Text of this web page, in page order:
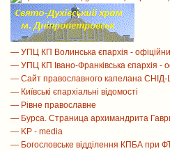
— УПЦ КП Волинська єпархія -
— УПЦ КП Івано-Франківська єпархія -
— Сайт православного капелана
— Київські єпархіальні відомості
— Рівне православне
— Бурса. Страница архимандрита
— KP - media
— Богословське відділення КПБА при